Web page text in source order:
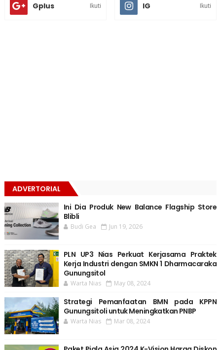
Gplus Ikuti IG Ikuti
ADVERTORIAL
Ini Dia Produk New Balance Flagship Store
Blibli
Budi Gea Jun 19, 2026
PLN UP3 Nias Perkuat Kerjasama Praktek
Kerja Industri dengan SMKN 1 Dharmacaraka
Gunungsitol
Warta Nias May 08, 2024
Strategi Pemanfaatan BMN pada KPPN
Gunungsitoli untuk Meningkatkan PNBP
Warta Nias Mar 08, 2024